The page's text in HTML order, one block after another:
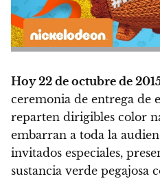
Hoy 22 de octubre de
ceremonia de entrega de
reparten dirigibles color
embarran a toda la
invitados especiales,
sustancia verde pegajosa